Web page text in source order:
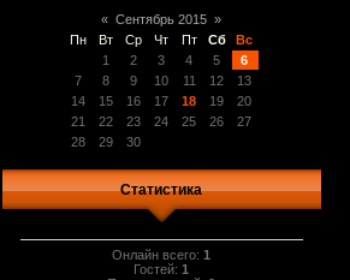
« Сентябрь 2015 »
Пн
Вт Ср Чт Пт Сб
Вс
1
2 3 4 5
6
7
8 9 10 11 12
13
14
15 16 17 18 19
20
21
22 23 24 25 26
27
28
29 30
Статистика
Онлайн всего:1
Гостей:1